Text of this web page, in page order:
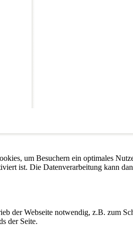
um Besuchern ein optimales
ist. Die Datenverarbeitung kann
der Webseite notwendig, z.B. zum
der Seite.